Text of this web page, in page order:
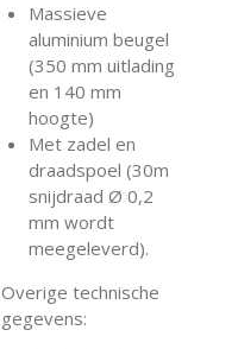
Massieve
aluminium beugel
(350 mm uitlading
en 140 mm
hoogte)
Met zadel en
draadspoel (30m
snijdraad Ø 0,2
mm wordt
meegeleverd).
Overige technische
gegevens: